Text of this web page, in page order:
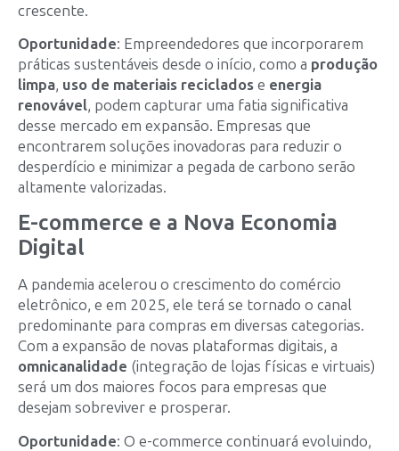
crescente.
Oportunidade: Empreendedores que incorporarem
práticas sustentáveis desde o início, como a produção
limpa, uso de materiais reciclados e energia
renovável, podem capturar uma fatia significativa
desse mercado em expansão. Empresas que
encontrarem soluções inovadoras para reduzir o
desperdício e minimizar a pegada de carbono serão
altamente valorizadas.
E-commerce e a Nova Economia
Digital
A pandemia acelerou o crescimento do comércio
eletrônico, e em 2025, ele terá se tornado o canal
predominante para compras em diversas categorias.
Com a expansão de novas plataformas digitais, a
omnicanalidade (integração de lojas físicas e virtuais)
será um dos maiores focos para empresas que
desejam sobreviver e prosperar.
Oportunidade: O e-commerce continuará evoluindo,